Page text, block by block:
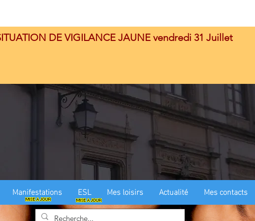
DE VIGILANCE JAUNE vendredi 31 Juillet
Manifestations ESL Mes loisirs Actualité Mes contacts